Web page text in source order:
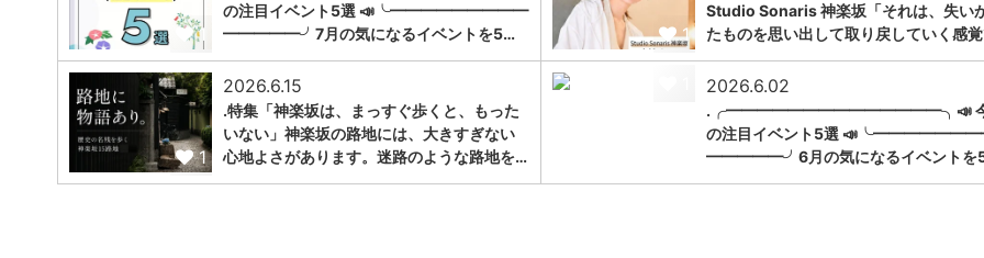
1
の注目イベント5選 📣╰━━━━━━━━━
━━━━━╯7月の気になるイベントを5…
1
Studio Sonaris 神楽坂「それは、失い
たものを思い出して取り戻していく感
1
2026.6.15
.特集「神楽坂は、まっすぐ歩くと、もった
いない」神楽坂の路地には、大きすぎない
心地よさがあります。迷路のような路地を…
2026.6.02
.╭━━━━━━━━━━━━━━╮📣
の注目イベント5選
━━━━━╯6月の気になるイベントを